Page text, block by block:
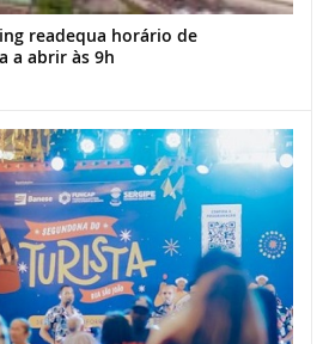
readequa horário de
a abrir às 9h